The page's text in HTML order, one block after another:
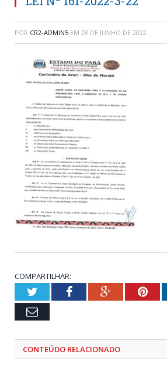
POR CR2-ADMIN5 EM 28 DE JUNHO DE 2022
COMPARTILHAR:
TwitterFacebookGoogle+
Email
CONTEÚDO RELACIONADO